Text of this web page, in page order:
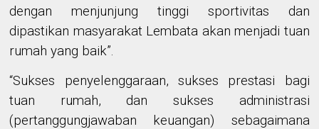
dengan menjunjung tinggi sportivitas dan
dipastikan masyarakat Lembata akanmenjadi tuan
rumah yang baik”.
“Sukses penyelenggaraan,
sukses prestasi bagi
tuan rumah, dan sukses administrasi
(pertanggungjawaban keuangan) sebagaimana